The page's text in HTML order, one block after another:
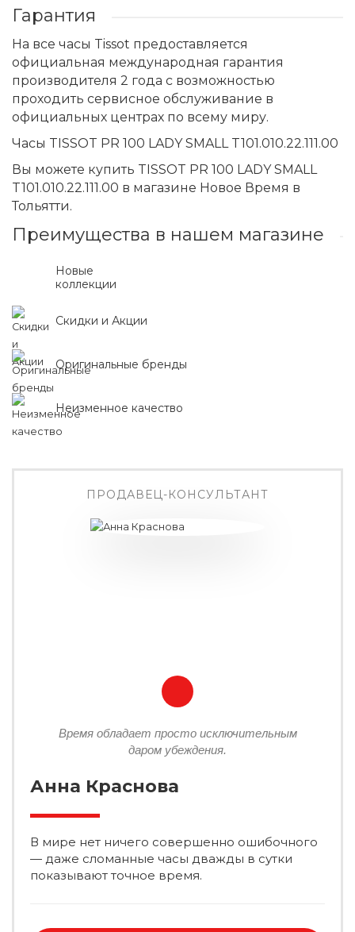
Гарантия
На все часы Tissot предоставляется
официальная международная гарантия
производителя 2 года с возможностью
проходить сервисное обслуживание в
официальных центрах по всему миру.
Часы TISSOT PR 100 LADY SMALL T101.010.22.111.00
Вы можете купить TISSOT PR 100 LADY SMALL
T101.010.22.111.00 в магазине Новое Время в
Тольятти.
Преимущества в нашем магазине
Новые
коллекции
Скидки и Акции
Оригинальные бренды
Неизменное качество
ПРОДАВЕЦ-КОНСУЛЬТАНТ
Время обладает просто исключительным
даром убеждения.
Анна Краснова
В мире нет ничего совершенно ошибочного
— даже сломанные часы дважды в сутки
показывают точное время.